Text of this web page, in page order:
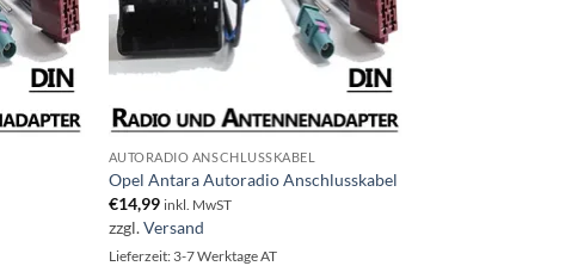
AUTORADIO ANSCHLUSSKABEL
Opel Antara Autoradio Anschlusskabel
€14,99 inkl. MwST
zzgl.Versand
Lieferzeit: 3-7 Werktage AT